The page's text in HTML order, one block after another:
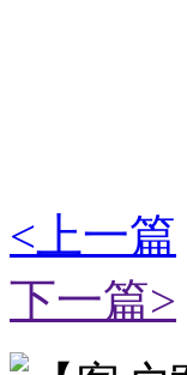
<上一篇
下一篇>